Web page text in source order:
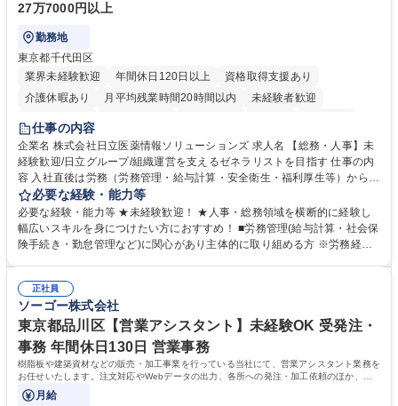
27万7000円以上
勤務地
東京都千代田区
業界未経験歓迎
年間休日120日以上
資格取得支援あり
介護休暇あり
月平均残業時間20時間以内
未経験者歓迎
住宅手当あり
育休あり
完全週休2日制 交通費支給 土日祝休み 寮・社宅あり
仕事の内容
企業名 株式会社日立医薬情報ソリューションズ 求人名 【総務・人事】未
経験歓迎/日立グループ/組織運営を支えるゼネラリストを目指す 仕事の内
容 入社直後は労務（労務管理・給与計算・安全衛生・福利厚生等）からお
任せいたします。将来は総務・採用・教育業務へ守備範囲を広げ、組織運
営を支えるゼネラリストをめざせます。 ・初期業務：労働時間管理、給与
計算、社会保険対応、福利厚生管理、安全衛生、健康経営推進等をお任せ
します。ご経験に応じて、休職者管理など、幅広く経験を積んでいただき
幅広く経験を積みたい意欲がある方に最適な環境です。 募集職種 【総
務・人事】未経験歓迎/日立グループ/組織運営を支えるゼネラリストを目
指す
必要な経験・能力等
必要な経験・能力等 ★未経験歓迎！ ★人事・総務領域を横断的に経験し
幅広いスキルを身につけたい方におすすめ！ ■労務管理(給与計算・社会保
険手続き・勤怠管理など)に関心があり主体的に取り組める方 ※労務経験
のご経験 ■労務管理（給与計算・社会保険手続き・勤怠管理など）の経験
■衛生管理者の資格をお持ちの方 学歴・資格 学歴：大学院 大学 高専 短大
専修学校 高校 語学力： 資格：
正社員
ソーゴー株式会社
東京都品川区【営業アシスタント】未経験OK 受発注・
事務 年間休日130日 営業事務
樹脂板や建築資材などの販売・加工事業を行っている当社にて、営業アシスタント業務を
お任せいたします。注文対応やWebデータの出力、各所への発注・加工依頼のほか、電
話・メール対応等の事務業務を担当します。
月給